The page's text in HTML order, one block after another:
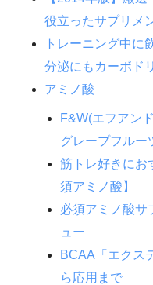
役立ったサプリメ
トレーニング中に
分泌にもカーボド
アミノ酸
F&W(エフアン
グレープフルー
筋トレ好きにお
須アミノ酸】
必須アミノ酸サ
ュー
BCAA「エクス
ら応用まで